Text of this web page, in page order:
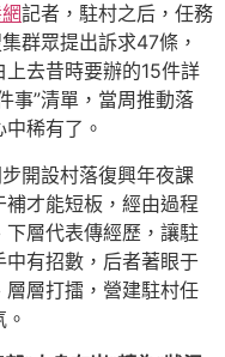
記者，駐村之后，任務
群眾提出訴求47條，
去昔時要辦的15件詳
事”清單，當周推動落
稀有了。
開設村落復興年夜課
才能短板，經由過程
層代表傳經歷，讓駐
有招數，后者著眼于
層打擂，營建駐村任